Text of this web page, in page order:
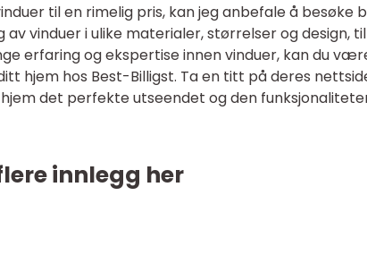
til en rimelig pris, kan jeg anbefale å besøke
vinduer i ulike materialer, størrelser og design, til
erfaring og ekspertise innen vinduer, kan du
hjem hos Best-Billigst. Ta en titt på deres
det perfekte utseendet og den
innlegg her